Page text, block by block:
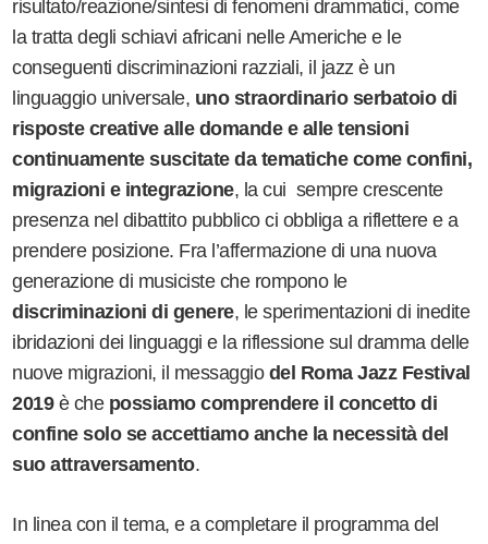
risultato/reazione/sintesi di fenomeni drammatici, come
la tratta degli schiavi africani nelle Americhe e le
conseguenti discriminazioni razziali, il jazz è un
linguaggio universale, uno straordinario serbatoio di
risposte creative alle domande e alle tensioni
continuamente suscitate da tematiche come confini,
migrazioni e integrazione, la cui sempre crescente
presenza nel dibattito pubblico ci obbliga a riflettere e a
prendere posizione. Fra l’affermazione di una nuova
generazione di musiciste che rompono le
discriminazioni di genere, le sperimentazioni di inedite
ibridazioni dei linguaggi e la riflessione sul dramma delle
nuove migrazioni, il messaggio del Roma Jazz Festival
2019è che possiamo comprendere il concetto di
confine solo se accettiamo anche la necessità del
suo attraversamento.
In linea con il tema, e a completare il programma del